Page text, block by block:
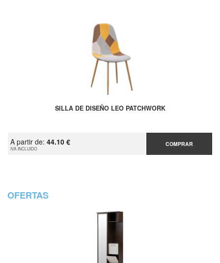
SILLA DE DISEÑO LEO PATCHWORK
A partir de: 44.10 €
IVA INCLUIDO
COMPRAR
OFERTAS